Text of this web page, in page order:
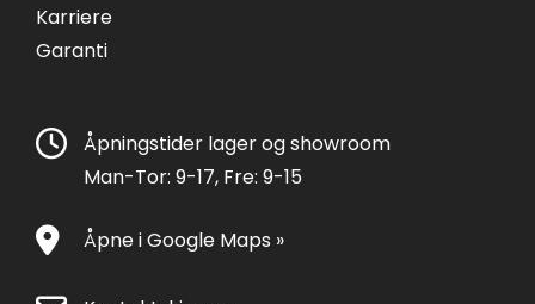
Karriere
Garanti
Åpningstider lager og showroom
Man-Tor: 9-17, Fre: 9-15
Åpne i Google Maps »